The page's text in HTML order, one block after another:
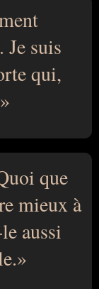
suis
qui,
que
mieux à
aussi